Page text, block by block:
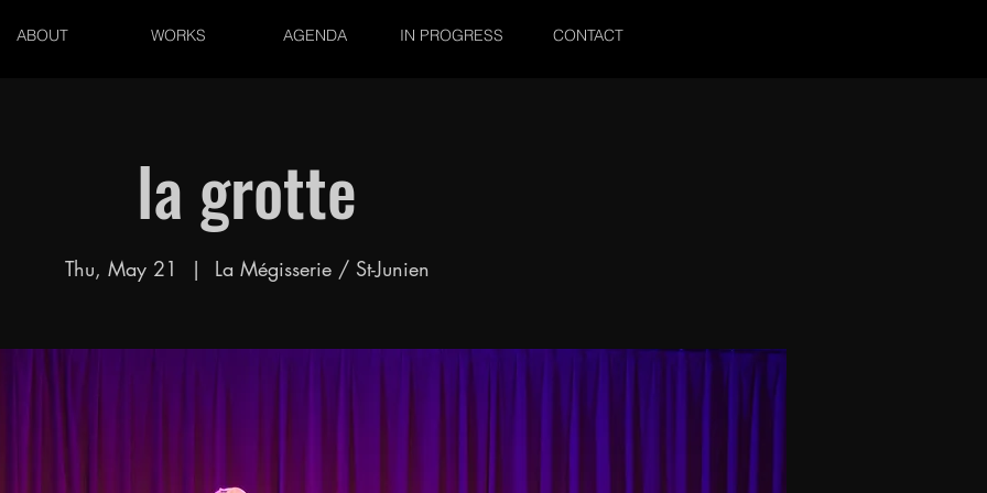
ABOUT WORKS AGENDA IN PROGRESS CONTACT
la grotte
Thu, May 21
  |
La Mégisserie / St-Junien